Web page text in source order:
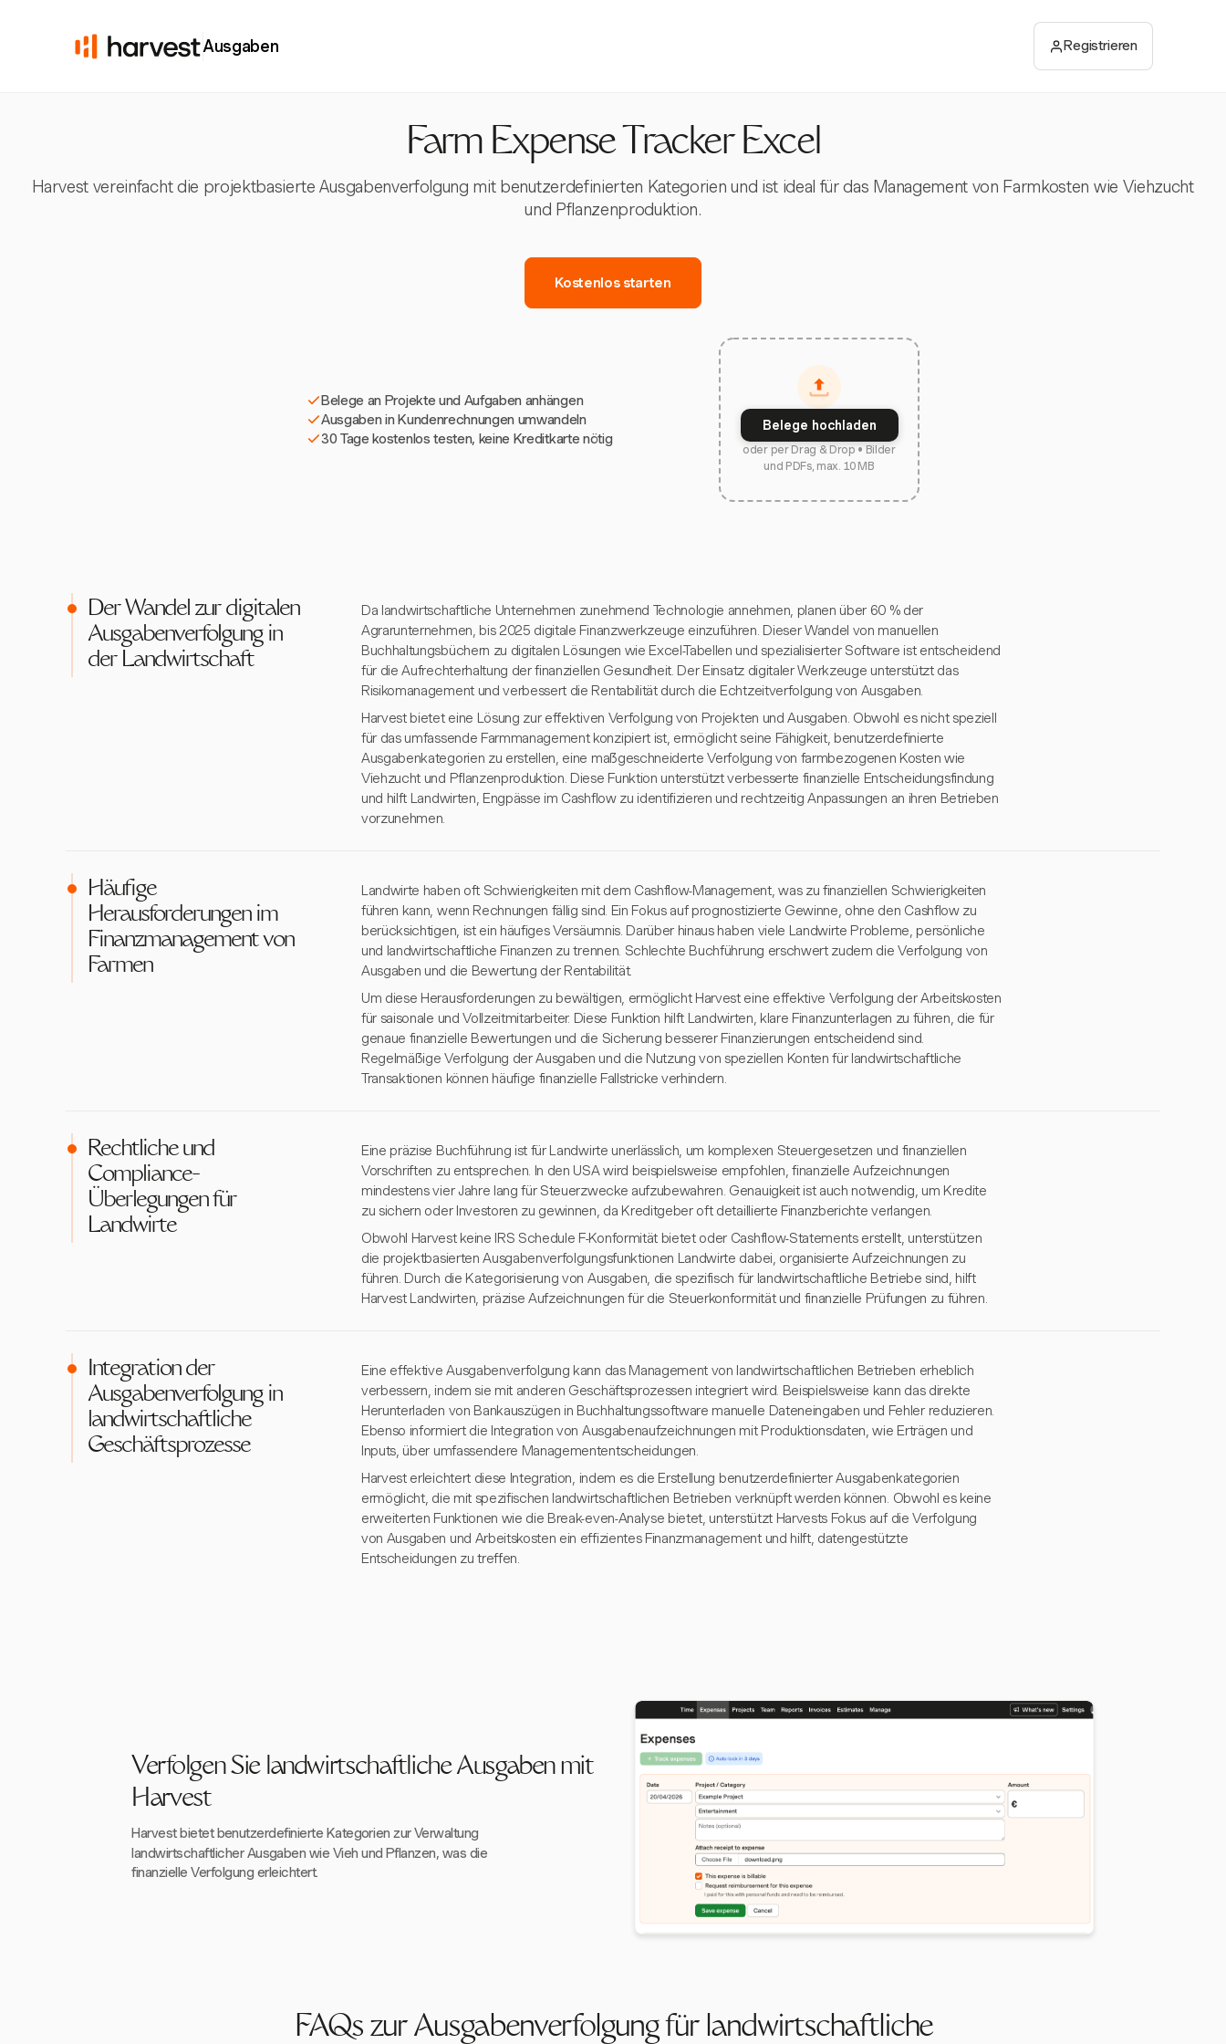
Ausgaben Registrieren
Farm Expense Tracker Excel
Harvest vereinfacht die projektbasierte Ausgabenverfolgung mit benutzerdefinierten Kategorien und ist ideal für das Management von Farmkosten wie Viehzucht
und Pflanzenproduktion.
Kostenlos starten
Belege an Projekte und Aufgaben anhängen
Ausgaben in Kundenrechnungen umwandeln
30 Tage kostenlos testen, keine Kreditkarte nötig
Belege hochladen
oder per Drag & Drop • Bilder
und PDFs, max. 10 MB
Der Wandel zur digitalen
Ausgabenverfolgung in
der Landwirtschaft
Da landwirtschaftliche Unternehmen zunehmend Technologie annehmen, planen über 60 % der
Agrarunternehmen, bis 2025 digitale Finanzwerkzeuge einzuführen. Dieser Wandel von manuellen
Buchhaltungsbüchern zu digitalen Lösungen wie Excel-Tabellen und spezialisierter Software ist entscheidend
für die Aufrechterhaltung der finanziellen Gesundheit. Der Einsatz digitaler Werkzeuge unterstützt das
Risikomanagement und verbessert die Rentabilität durch die Echtzeitverfolgung von Ausgaben.
Harvest bietet eine Lösung zur effektiven Verfolgung von Projekten und Ausgaben. Obwohl es nicht speziell
für das umfassende Farmmanagement konzipiert ist, ermöglicht seine Fähigkeit, benutzerdefinierte
Ausgabenkategorien zu erstellen, eine maßgeschneiderte Verfolgung von farmbezogenen Kosten wie
Viehzucht und Pflanzenproduktion. Diese Funktion unterstützt verbesserte finanzielle Entscheidungsfindung
und hilft Landwirten, Engpässe im Cashflow zu identifizieren und rechtzeitig Anpassungen an ihren Betrieben
vorzunehmen.
Häufige
Herausforderungen im
Finanzmanagement von
Farmen
Landwirte haben oft Schwierigkeiten mit dem Cashflow-Management, was zu finanziellen Schwierigkeiten
führen kann, wenn Rechnungen fällig sind. Ein Fokus auf prognostizierte Gewinne, ohne den Cashflow zu
berücksichtigen, ist ein häufiges Versäumnis. Darüber hinaus haben viele Landwirte Probleme, persönliche
und landwirtschaftliche Finanzen zu trennen. Schlechte Buchführung erschwert zudem die Verfolgung von
Ausgaben und die Bewertung der Rentabilität.
Um diese Herausforderungen zu bewältigen, ermöglicht Harvest eine effektive Verfolgung der Arbeitskosten
für saisonale und Vollzeitmitarbeiter. Diese Funktion hilft Landwirten, klare Finanzunterlagen zu führen, die für
genaue finanzielle Bewertungen und die Sicherung besserer Finanzierungen entscheidend sind.
Regelmäßige Verfolgung der Ausgaben und die Nutzung von speziellen Konten für landwirtschaftliche
Transaktionen können häufige finanzielle Fallstricke verhindern.
Rechtliche und
Compliance-
Überlegungen für
Landwirte
Eine präzise Buchführung ist für Landwirte unerlässlich, um komplexen Steuergesetzen und finanziellen
Vorschriften zu entsprechen. In den USA wird beispielsweise empfohlen, finanzielle Aufzeichnungen
mindestens vier Jahre lang für Steuerzwecke aufzubewahren. Genauigkeit ist auch notwendig, um Kredite
zu sichern oder Investoren zu gewinnen, da Kreditgeber oft detaillierte Finanzberichte verlangen.
Obwohl Harvest keine IRS Schedule F-Konformität bietet oder Cashflow-Statements erstellt, unterstützen
die projektbasierten Ausgabenverfolgungsfunktionen Landwirte dabei, organisierte Aufzeichnungen zu
führen. Durch die Kategorisierung von Ausgaben, die spezifisch für landwirtschaftliche Betriebe sind, hilft
Harvest Landwirten, präzise Aufzeichnungen für die Steuerkonformität und finanzielle Prüfungen zu führen.
Integration der
Ausgabenverfolgung in
landwirtschaftliche
Geschäftsprozesse
Eine effektive Ausgabenverfolgung kann das Management von landwirtschaftlichen Betrieben erheblich
verbessern, indem sie mit anderen Geschäftsprozessen integriert wird. Beispielsweise kann das direkte
Herunterladen von Bankauszügen in Buchhaltungssoftware manuelle Dateneingaben und Fehler reduzieren.
Ebenso informiert die Integration von Ausgabenaufzeichnungen mit Produktionsdaten, wie Erträgen und
Inputs, über umfassendere Managemententscheidungen.
Harvest erleichtert diese Integration, indem es die Erstellung benutzerdefinierter Ausgabenkategorien
ermöglicht, die mit spezifischen landwirtschaftlichen Betrieben verknüpft werden können. Obwohl es keine
erweiterten Funktionen wie die Break-even-Analyse bietet, unterstützt Harvests Fokus auf die Verfolgung
von Ausgaben und Arbeitskosten ein effizientes Finanzmanagement und hilft, datengestützte
Entscheidungen zu treffen.
Verfolgen Sie landwirtschaftliche Ausgaben mit
Harvest
Harvest bietet benutzerdefinierte Kategorien zur Verwaltung
landwirtschaftlicher Ausgaben wie Vieh und Pflanzen, was die
finanzielle Verfolgung erleichtert.
FAQs zur Ausgabenverfolgung für landwirtschaftliche